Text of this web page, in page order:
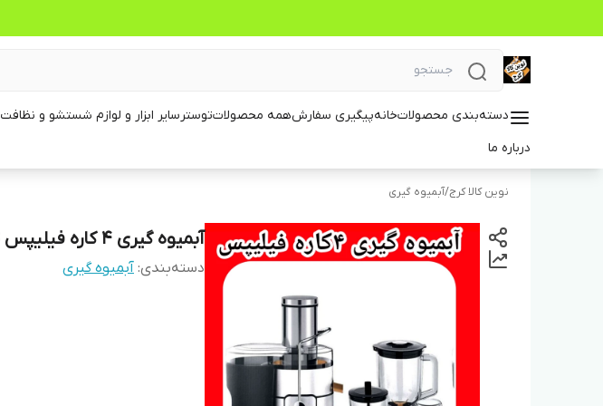
دسته‌بندی محصولاتخانهپیگیری سفارشهمه محصولاتتوسترسایر ابزار و لوازم شستشو و نظافت
درباره ما
نوین کالا کرج/آبمیوه گیری
آبمیوه گیری ۴ کاره فیلیپس تیغه طلایی مدل ۴۳۴۰۰۳
دسته‌بندی: آبمیوه گیری